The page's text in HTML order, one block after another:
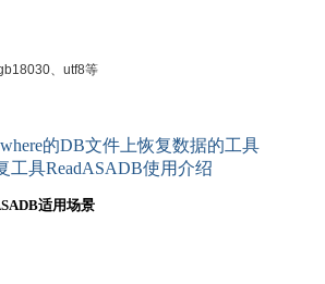
、utf8等
的DB文件上恢复数据的工具
工具ReadASADB使用介绍
适用场景